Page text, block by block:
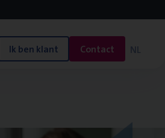
Ik ben klant Contact NL